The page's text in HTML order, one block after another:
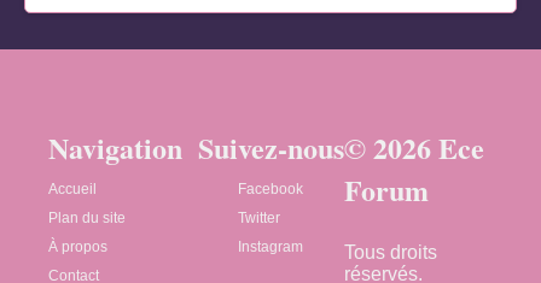
Navigation
Accueil
Plan du site
À propos
Contact
Suivez-nous
Facebook
Twitter
Instagram
© 2026 Ece
Forum
Tous droits
réservés.